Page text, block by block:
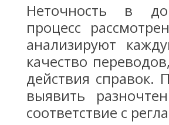
Неточность в
процесс
анализируют
качество
действия справок.
выявить
соответствие с